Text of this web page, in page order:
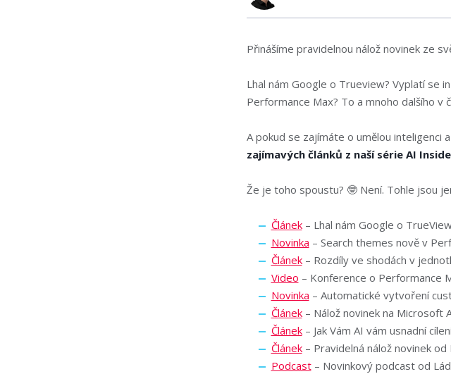
Přinášíme pravidelnou nálož novinek ze
Lhal nám Google o Trueview? Vyplatí se
Performance Max? To a mnoho dalšího v
A pokud se zajímáte o umělou inteligenci
zajímavých článků z naší série AI
Že je toho spoustu? 🤓 Není. Tohle jsou
Článek– Lhal nám Google o
Novinka – Search themes nově v
Článek– Rozdíly ve shodách v
Video – Konference o Performance
Novinka – Automatické vytvoření
Článek– Nálož novinek na Microsoft
Článek– Jak Vám AI vám usnadní
Článek– Pravidelná nálož novinek od
Podcast– Novinkový podcast od